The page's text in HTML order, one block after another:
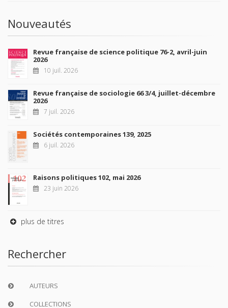
Nouveautés
Revue française de science politique 76-2, avril-juin
2026
10 juil. 2026
Revue française de sociologie 66 3/4, juillet-décembre
2026
7 juil. 2026
Sociétés contemporaines 139, 2025
6 juil. 2026
Raisons politiques 102, mai 2026
23 juin 2026
plus de titres
Rechercher
AUTEURS
COLLECTIONS